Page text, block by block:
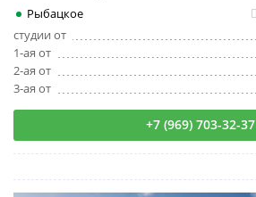
Рыбацкое
студии от
1-ая от
2-ая от
3-ая от
+7 (969) 703-32-37